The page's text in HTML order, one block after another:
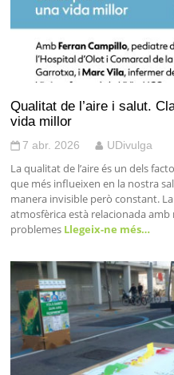
Qualitat de l’aire i salut.
vida millor
7 abr. 2026 UDivulga
La qualitat de l’aire és un dels
que més influeixen en la nostra
manera invisible però constant.
atmosfèrica està relacionada
problemes Llegeix-ne més…